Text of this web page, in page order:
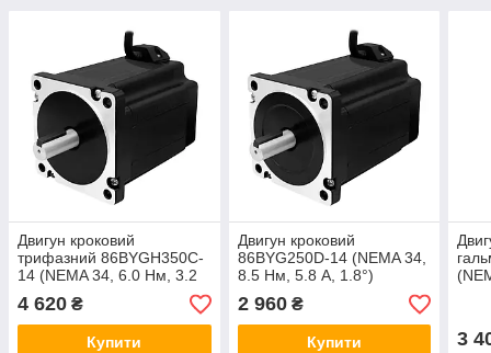
Двигун кроковий
трифазний 86BYGH350C-
14 (NEMA 34, 6.0 Нм, 3.2
А, 1.2°)
4 620 ₴
Купити
Двигун кроковий
86BYG250D-14 (NEMA 34,
8.5 Нм, 5.8 А, 1.8°)
2 960₴
Купити 3